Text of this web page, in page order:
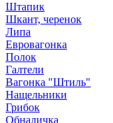
Штапик
Шкант, черенок
Липа
Евровагонка
Полок
Галтели
Вагонка "Штиль"
Нащельники
Грибок
Обналичка